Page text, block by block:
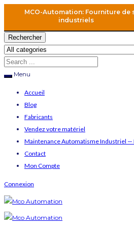
MCO-Automation: Fourniture
industriels
Rechercher
Menu
Accueil
Blog
Fabricants
Vendez votre matériel
Maintenance Automatisme Industriel —
Contact
Mon Compte
Connexion